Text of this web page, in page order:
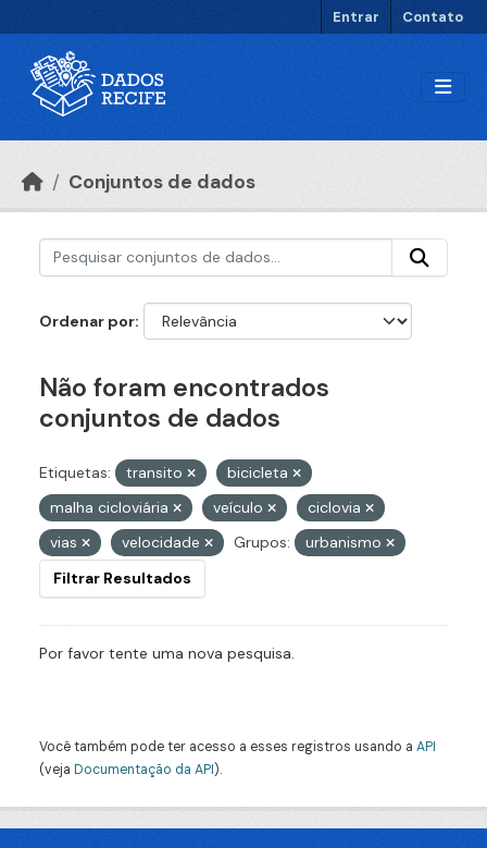
Entrar Contato
Conjuntos de dados
Ordenar por
Não foram encontrados
conjuntos de dados
Etiquetas: transito
bicicleta
malha cicloviária
veículo
ciclovia
vias
velocidade Grupos:
urbanismo
Filtrar Resultados
Por favor tente uma nova pesquisa.
Você também pode ter acesso a esses registros usando a API
(veja Documentação da API).